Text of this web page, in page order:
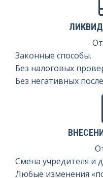
От
Законные способы.
Без налоговых
Без негативных
Смена учредителя и
Любые изменения